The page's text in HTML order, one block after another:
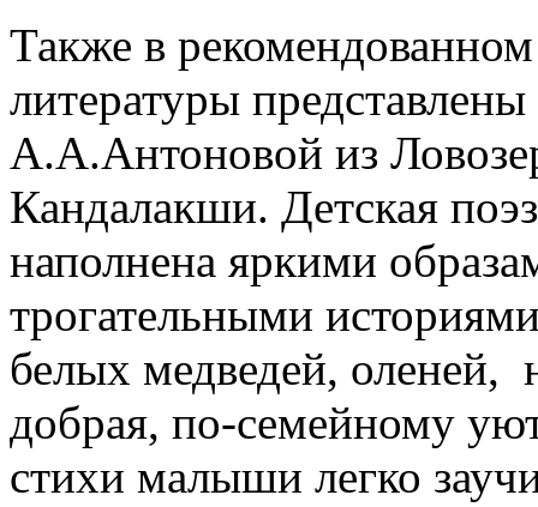
Также в
литературы
А.А.Антоновой из
Кандалакши. Детская
наполнена яркими
трогательными
белых медведей, оленей,
добрая, по-семейному
стихи малыши легко